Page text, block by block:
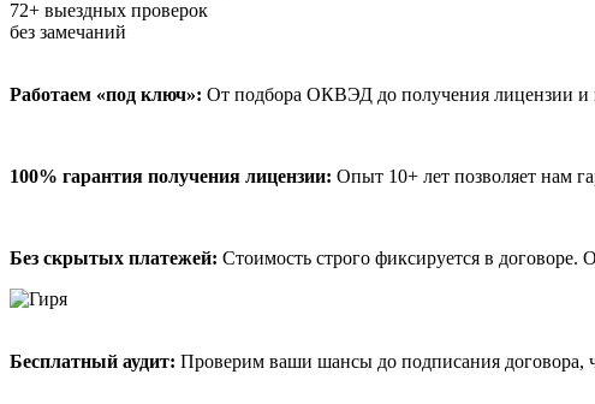
72+ выездных проверок
без замечаний
Работаем «под ключ»: От подбора ОКВЭД до получения лицензии и
100% гарантия получения лицензии: Опыт 10+ лет позволяет нам
Без скрытых платежей: Стоимость строго фиксируется в договоре.
Бесплатный аудит: Проверим ваши шансы до подписания договора,